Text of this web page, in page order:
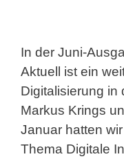
In der Juni-
Aktuell ist ein
Digitalisierung in
Markus Krings
Januar hatten
Thema Digitale